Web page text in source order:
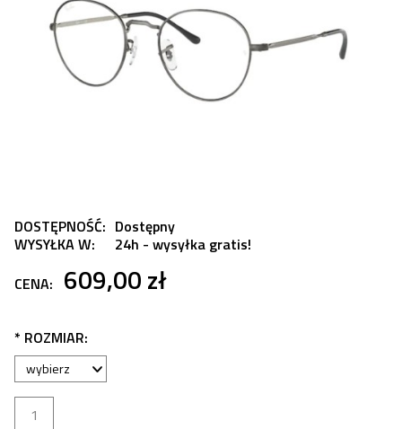
DOSTĘPNOŚĆ: Dostępny
WYSYŁKA W:
24h - wysyłka gratis!
CENA: 609,00 zł
* ROZMIAR: